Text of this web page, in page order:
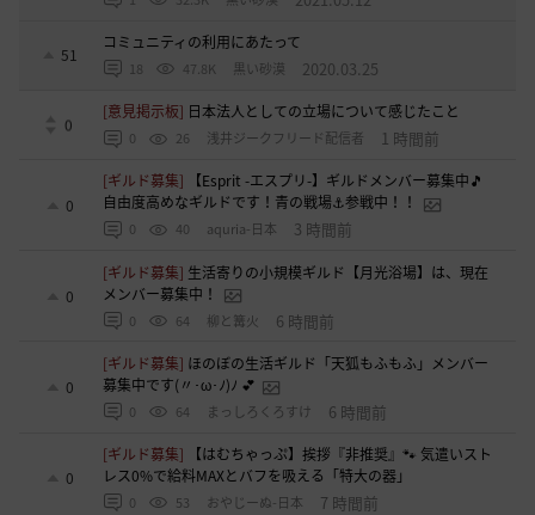
51
コミュニティの利用にあたって
18 47.8K 黒い砂漠 2020.03.25
0
[意見掲示板] 日本法人としての立場について感じたこと
0 26 浅井ジークフリード配信者 1 時間前
0
[ギルド募集]
【Esprit -エスプリ-】ギルドメンバー募集中🎵
自由度高めなギルドです！青の戦場⚓参戦中！！
0 40 aquria-日本 3 時間前
0
[ギルド募集] 生活寄りの小規模ギルド【月光浴場】は、現在
メンバー募集中！
0 64 柳と篝火 6 時間前
0
[ギルド募集] ほのぼの生活ギルド「天狐もふもふ」メンバー
募集中です(〃･ω･ﾉ)ﾉ 💕
0 64 まっしろくろすけ 6 時間前
0
[ギルド募集]
【はむちゃっぷ】挨拶『非推奨』🐾 気遣いスト
レス0%で給料MAXとバフを吸える「特大の器」
0 53 おやじーぬ-日本 7 時間前